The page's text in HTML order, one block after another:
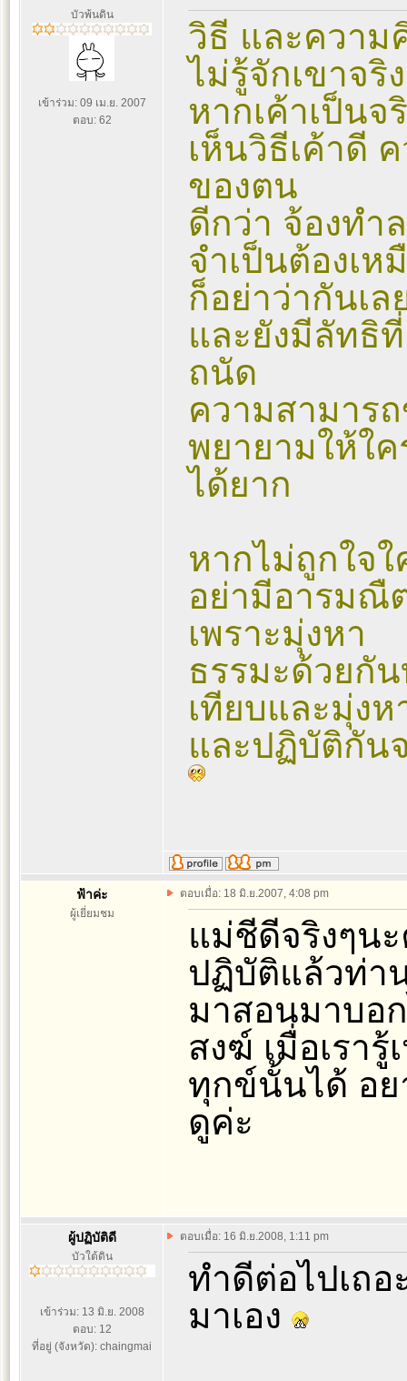
บัวพ้นดิน
เข้าร่วม: 09 เม.ย. 2007
ตอบ: 62
วิธี และควา
ไม่รู้จักเขาจริ
หากเค้าเป็นจ
เห็นวิธีเค้าดี
ของตน
ดีกว่า จ้องทำ
จำเป็นต้องเ
ก็อย่าว่ากันเ
และยังมีลัทธิ
ถนัด
ความสามาร
พยายามให้ใค
ได้ยาก
หากไม่ถูกใจ
อย่ามีอารมณื
เพราะมุ่งหา
ธรรมะด้วยกั
เทียบและมุ่งห
และปฏิบัติกัน
ฟ้าค่ะ
ผู้เยี่ยมชม
ตอบเมื่อ: 18 มิ.ย.2007, 4:08 pm
แม่ชีดีจริงๆนะ
ปฏิบัติแล้วท่า
มาสอนมาบอ
สงฆ์ เมื่อเรา
ทุกข์นั้นได้ อย
ดูค่ะ
ผู้ปฏิบัติดี
บัวใต้ดิน
เข้าร่วม: 13 มิ.ย. 2008
ตอบ: 12
ที่อยู่ (จังหวัด): chaingmai
ตอบเมื่อ: 16 มิ.ย.2008, 1:11 pm
ทำดีต่อไปเถอ
มาเอง